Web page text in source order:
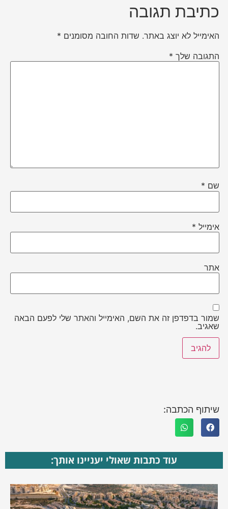
כתיבת תגובה
האימייל לא יוצג באתר. שדות החובה מסומנים *
התגובה שלך *
שם *
אימייל *
אתר
שמור בדפדפן זה את השם, האימייל והאתר שלי לפעם הבאה
שאגיב.
שיתוף הכתבה:
עוד כתבות שאולי יעניינו אותך: